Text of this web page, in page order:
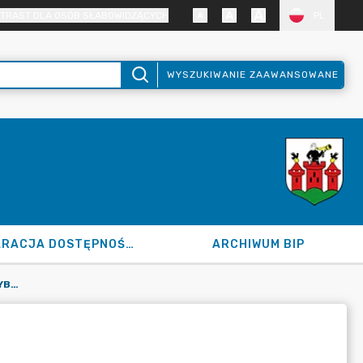
WYSZUKIWANIE ZAAWANSOWANE
DEKLARACJA DOSTĘPNOŚCI ARCHIWUM BIP
INFORMACJE PAŃSTWOWEJ KOMISJI WYBORCZEJ